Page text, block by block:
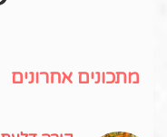
מתכונים אחרונים